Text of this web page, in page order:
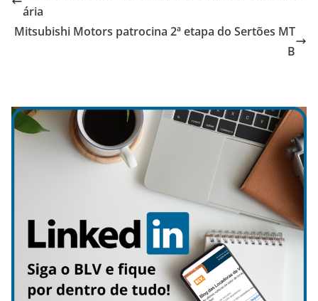
ária
Mitsubishi Motors patrocina 2ª etapa do Sertões MT
B